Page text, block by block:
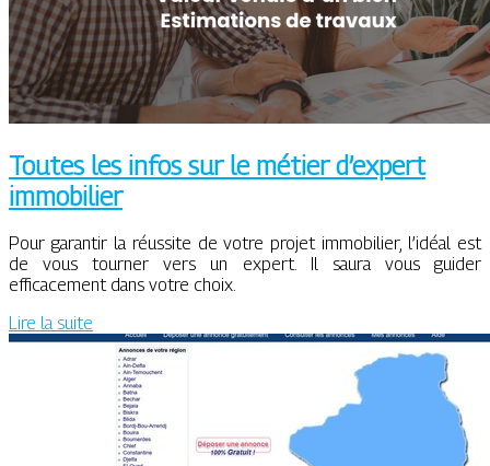
Toutes les infos sur le métier d’expert
immobilier
Pour garantir la réussite de votre projet immobilier, l’idéal est
de vous tourner vers un expert. Il saura vous guider
efficacement dans votre choix.
Lire la suite